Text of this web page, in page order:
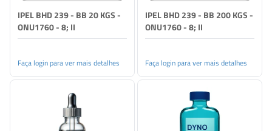
IPEL BHD 239 - BB 20 KGS -
ONU1760 - 8; II
Faça login para ver mais detalhes
IPEL BHD 239 - BB 200 KGS -
ONU1760 - 8; II
Faça login para ver mais detalhes